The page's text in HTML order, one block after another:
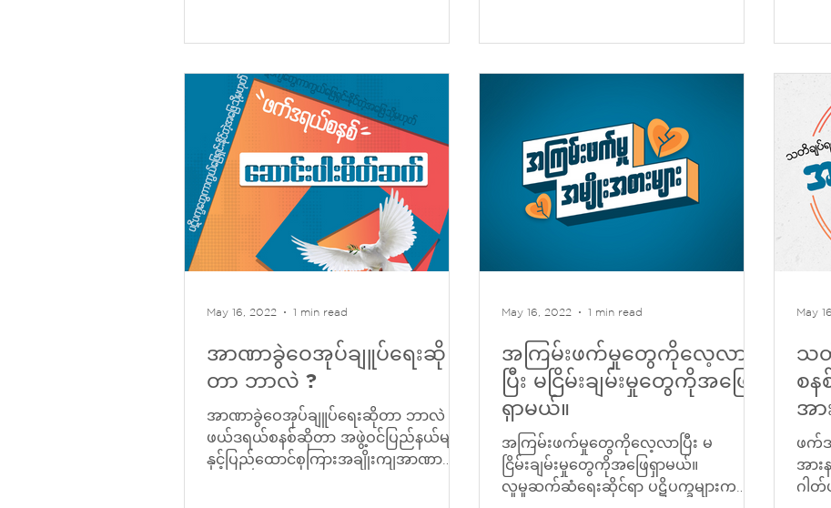
အာဏာခွဲဝေအုပ်ချူပ်ရေးဆို
တာ ဘာလဲ ?
အာဏာခွဲဝေအုပ်ချူပ်ရေးဆိုတာ ဘာလဲ ?
ဖယ်ဒရယ်စနစ်ဆိုတာ အဖွဲ့ဝင်ပြည်နယ်များ
နှင့်ပြည်ထောင်စုကြားအချိုးကျအာဏာ
May 16, 2022 1 min read
အကြမ်းဖက်မှုတွေကိုလေ့လာ
ပြီး မငြိမ်းချမ်းမှုတွေကိုအဖြေ
ရှာမယ်။
အကြမ်းဖက်မှုတွေကိုလေ့လာပြီး မ
ငြိမ်းချမ်းမှုတွေကိုအဖြေရှာမယ်။
လူမှုဆက်ဆံရေးဆိုင်ရာ ပဋိပက္ခများက
May 16, 2022 1 min read
သ
စန
အာ
ဖက်
အား
ဂါ
May